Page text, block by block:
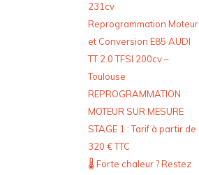
231cv
Reprogrammation Moteur
et Conversion E85 AUDI
TT 2.0 TFSI 200cv –
Toulouse
REPROGRAMMATION
MOTEUR SUR MESURE
STAGE 1 : Tarif à partir de
320 € TTC
🌡️ Forte chaleur ? Restez